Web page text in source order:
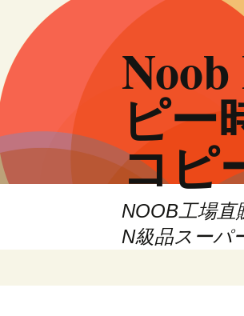
ピー
コピ
NOOB工場直
N級品スーパ